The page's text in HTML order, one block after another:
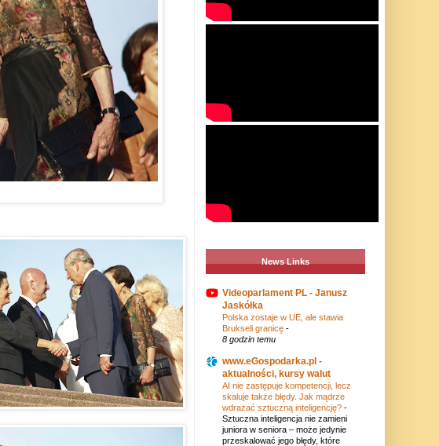
News Links
Videoparlament PL - Janusz
Jaskółka
Polska zostaje w UE, ale stawia
Brukseli granicę -
8 godzin temu
www.eGospodarka.pl -
aktualności, kursy walut
AI nie zastępuje kompetencji, lecz
skaluje także błędy. Jak mądrze
wdrażać sztuczną inteligencję? -
Sztuczna inteligencja nie zamieni
juniora w seniora – może jedynie
przeskalować jego błędy, które